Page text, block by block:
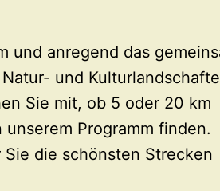
und anregend das
und
Sie mit, ob 5 oder 20 km
Programm finden.
die schönsten Strecken